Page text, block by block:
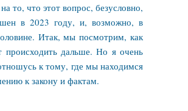
то, что этот вопрос, безусловно,
в 2023 году, и, возможно, в
Итак, мы посмотрим, как
происходить дальше. Но я очень
к тому, где мы находимся
к закону и фактам.